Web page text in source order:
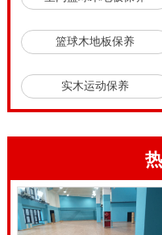
篮球木地板保养
实木运动保养